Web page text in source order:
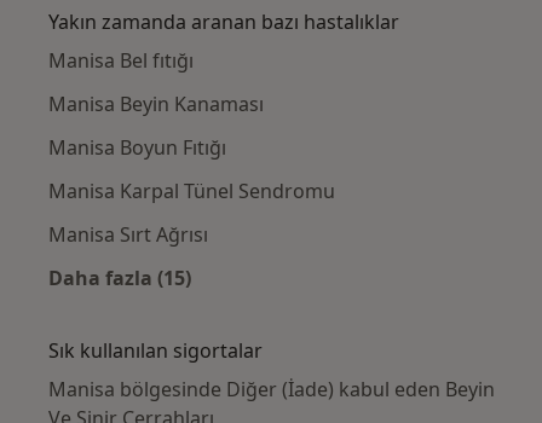
Yakın zamanda aranan bazı hastalıklar
Manisa Bel fıtığı
Manisa Beyin Kanaması
Manisa Boyun Fıtığı
Manisa Karpal Tünel Sendromu
Manisa Sırt Ağrısı
Daha fazla (15)
Sık kullanılan sigortalar
Manisa bölgesinde Diğer (İade) kabul eden Beyin
Ve Sinir Cerrahları